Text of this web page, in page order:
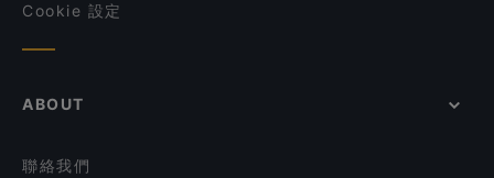
Cookie 設定
ABOUT
聯絡我們